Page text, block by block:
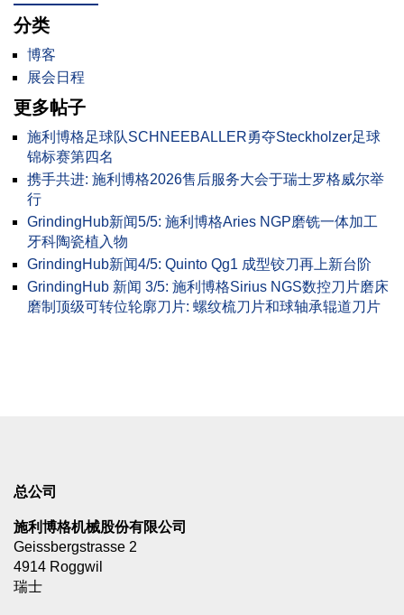
分类
博客
展会日程
更多帖子
施利博格足球队SCHNEEBALLER勇夺Steckholzer足球
锦标赛第四名
携手共进: 施利博格2026售后服务大会于瑞士罗格威尔举
行
GrindingHub新闻5/5: 施利博格Aries NGP磨铣一体加工
牙科陶瓷植入物
GrindingHub新闻4/5: Quinto Qg1 成型铰刀再上新台阶
GrindingHub 新闻 3/5: 施利博格Sirius NGS数控刀片磨床
磨制顶级可转位轮廓刀片: 螺纹梳刀片和球轴承辊道刀片
总公司
施利博格机械股份有限公司
Geissbergstrasse 2
4914 Roggwil
瑞士